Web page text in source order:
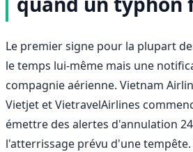
Le premier signe pour la plupart
le temps lui-même mais une
compagnie aérienne. Vietnam
Vietjet et VietravelAirlines
émettre des alertes d'annulation
l'atterrissage prévu d'une